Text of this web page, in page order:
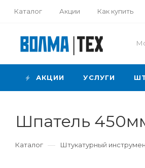
Каталог Акции Как купить
АКЦИИ УСЛУГИ
Шпатель
Каталог — Штукатурный